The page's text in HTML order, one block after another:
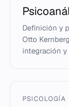
Definición y
Otto
integración
PSICOLOGÍA